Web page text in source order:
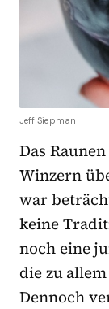
Jeff Siepman
Das
Winzern
war
keine
noch eine
diezu
Dennoch